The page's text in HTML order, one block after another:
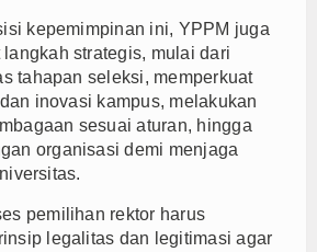
kepemimpinan ini, YPPM juga
strategis, mulai dari
tahapan seleksi, memperkuat
inovasi kampus, melakukan
sesuai aturan, hingga
organisasi demi menjaga
pemilihan rektor harus
legalitas dan legitimasi agar